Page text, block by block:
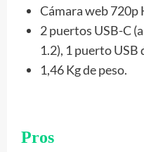
Cámara web 720p
2 puertos USB-C
1.2), 1 puerto USB
1,46 Kg de peso.
Pros